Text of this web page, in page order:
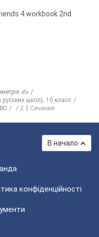
4 workbook 2nd
✍
школ), 10 класс
2.3 Сечения
В начало
конфіденційності